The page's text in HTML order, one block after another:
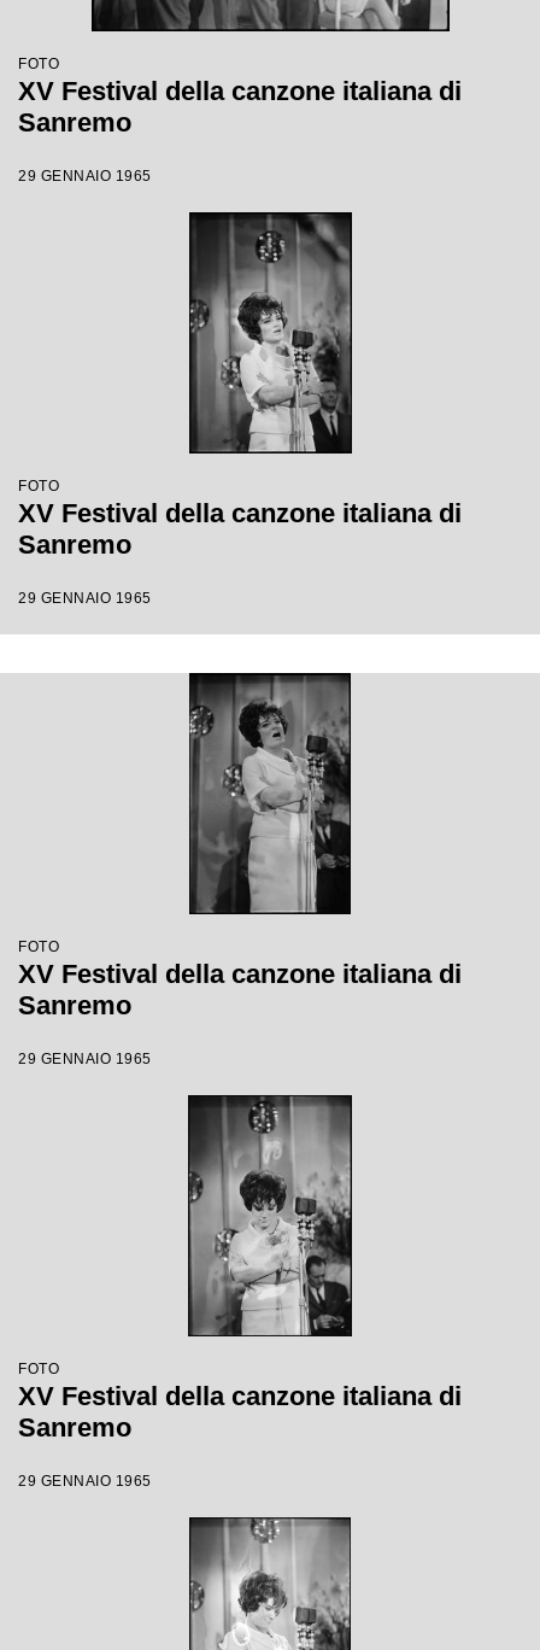
FOTO
XV Festival della canzone italiana di
Sanremo
29 GENNAIO 1965
FOTO
XV Festival della canzone italiana di
Sanremo
29 GENNAIO 1965
FOTO
XV Festival della canzone italiana di
Sanremo
29 GENNAIO 1965
FOTO
XV Festival della canzone italiana di
Sanremo
29 GENNAIO 1965